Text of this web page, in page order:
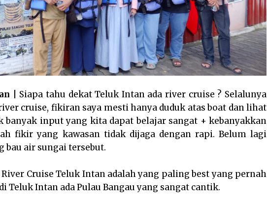
| Siapa tahu dekat Teluk Intan ada river cruise ? Selalunya
cruise, fikiran saya mesti hanya duduk atas boat dan lihat
banyak input yang kita dapat belajar sangat + kebanyakkan
fikir yang kawasan tidak dijaga dengan rapi. Belum lagi
bau air sungai tersebut.
Cruise Teluk Intan adalah yang paling best yang pernah
Teluk Intan ada Pulau Bangau yang sangat cantik.